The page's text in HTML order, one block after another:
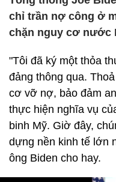
chỉ trần nợ công ở
chặn nguy cơ nước
"Tôi đã ký một thỏa
đảng thông qua.
cơ vỡ nợ, bảo đảm
thực hiện nghĩa vụ
binh Mỹ. Giờ đây,
dựng nền kinh tế lớn
ông Biden cho hay.